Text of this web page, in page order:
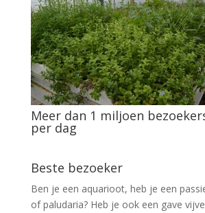
Meer dan 1 miljoen
per dag
Beste bezoeker
Ben je een aquarioot, heb je een
of paludaria? Heb je ook een gave